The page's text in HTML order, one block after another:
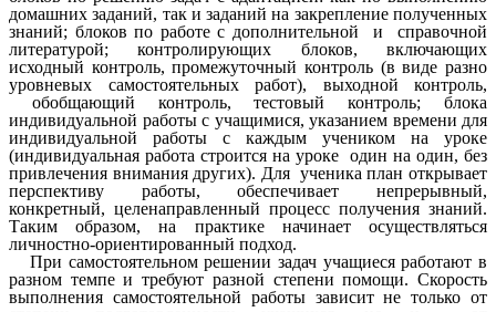
домашних заданий, так и заданий на закрепление полученных
знаний; блоков по работе с дополнительной и справочной
литературой; контролирующих блоков, включающих
исходный контроль, промежуточный контроль (в виде разно
уровневых самостоятельных работ), выходной контроль,
обобщающий контроль, тестовый контроль; блока
индивидуальной работы с учащимися, указанием времени для
индивидуальной работы с каждым учеником на уроке
(индивидуальная работа строится на уроке один на один, без
привлечения внимания других). Для ученика план открывает
перспективу работы, обеспечивает непрерывный,
конкретный, целенаправленный процесс получения знаний.
Таким образом, на практике начинает осуществляться
личностно-ориентированный подход.
При самостоятельном решении задач учащиеся работают в
разном темпе и требуют разной степени помощи. Скорость
выполнения самостоятельной работы зависит не только от